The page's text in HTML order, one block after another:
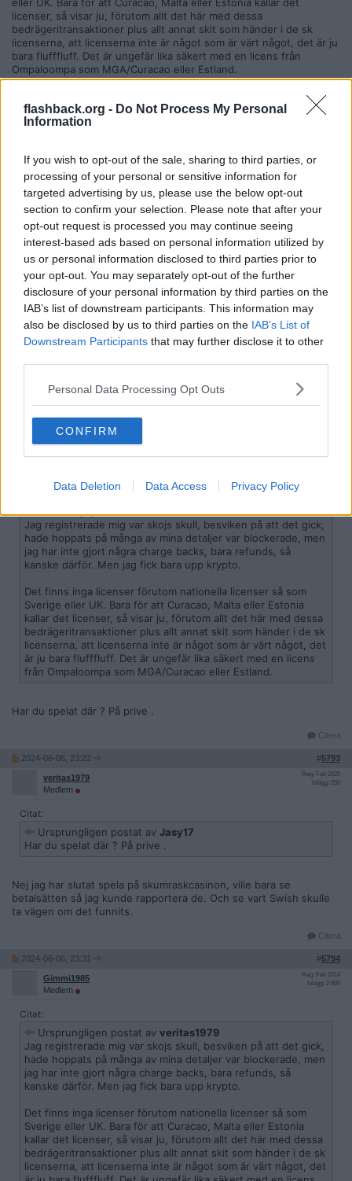
flashback.org - Do Not Process My Personal
Information
If you wish to opt-out of the sale, sharing to third parties, or
processing of your personal or sensitive information for
targeted advertising by us, please use the below opt-out
section to confirm your selection. Please note that after your
opt-out request is processed you may continue seeing
interest-based ads based on personal information utilized by
us or personal information disclosed to third parties prior to
your opt-out. You may separately opt-out of the further
disclosure of your personal information by third parties on the
IAB’s list of downstream participants. This information may
also be disclosed by us to third parties on the IAB’s List of
Downstream Participants that may further disclose it to other
Personal Data Processing Opt Outs
CONFIRM
Data Deletion Data Access Privacy Policy
licenser, så visar ju, förutom allt det här med dessa
bedrägeritransaktioner plus allt annat skit som händer i de sk
licenserna, att licenserna inte är något som är värt något, det är ju
bara flufffluff. Det är ungefär lika säkert med en licens från
Ompaloompa som MGA/Curacao eller Estland.
Citera
2024-06-06, 23:15 5791
Citat:
Ursprungligen postat av veritas1979
Jag registrerade mig var skojs skull, besviken på att det gick,
hade hoppats på många av mina detaljer var blockerade, men
jag har inte gjort några charge backs, bara refunds, så
kanske därför. Men jag fick bara upp krypto.
Det finns inga licenser förutom nationella licenser så som
Sverige eller UK. Bara för att Curacao, Malta eller Estonia
kallar det licenser, så visar ju, förutom allt det här med dessa
bedrägeritransaktioner plus allt annat skit som händer i de sk
licenserna, att licenserna inte är något som är värt något, det
är ju bara flufffluff. Det är ungefär lika säkert med en licens
från Ompaloompa som MGA/Curacao eller Estland.
medelat swish och klarna om detta.
2024-06-06, 23:16
Jasy17
Jag registrerade mig var skojs skull, besviken på att det gick,
hade hoppats på många av mina detaljer var blockerade, men
jag har inte gjort några charge backs, bara refunds, så
kanske därför. Men jag fick bara upp krypto.
Det finns inga licenser förutom nationella licenser så som
Sverige eller UK. Bara för att Curacao, Malta eller Estonia
kallar det licenser, så visar ju, förutom allt det här med dessa
bedrägeritransaktioner plus allt annat skit som händer i de sk
licenserna, att licenserna inte är något som är värt något, det
är ju bara flufffluff. Det är ungefär lika säkert med en licens
från Ompaloompa som MGA/Curacao eller Estland.
Har du spelat där ? På prive .
Citera
2024-06-06, 23:22 #5793
veritas1979
Medlem
Reg: Feb 2020
Inlägg: 250
Citat:
Ursprungligen postat av Jasy17
Har du spelat där ? På prive .
Nej jag har slutat spela på skumraskcasinon, ville bara se
betalsätten så jag kunde rapportera de. Och se vart Swish skulle
ta vägen om det funnits.
Citera
2024-06-06, 23:31 #5794
Gimmi1985
Medlem
Reg: Feb 2014
Inlägg: 2 605
Citat:
Ursprungligen postat av veritas1979
Jag registrerade mig var skojs skull, besviken på att det gick,
hade hoppats på många av mina detaljer var blockerade, men
jag har inte gjort några charge backs, bara refunds, så
kanske därför. Men jag fick bara upp krypto.
Det finns inga licenser förutom nationella licenser så som
Sverige eller UK. Bara för att Curacao, Malta eller Estonia
kallar det licenser, så visar ju, förutom allt det här med dessa
bedrägeritransaktioner plus allt annat skit som händer i de sk
licenserna, att licenserna inte är något som är värt något, det